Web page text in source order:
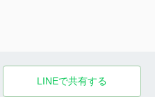
LINEで共有する